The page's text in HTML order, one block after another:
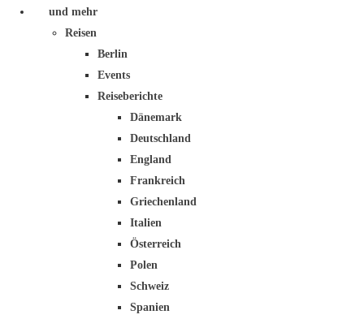
und mehr
Reisen
Berlin
Events
Reiseberichte
Dänemark
Deutschland
England
Frankreich
Griechenland
Italien
Österreich
Polen
Schweiz
Spanien